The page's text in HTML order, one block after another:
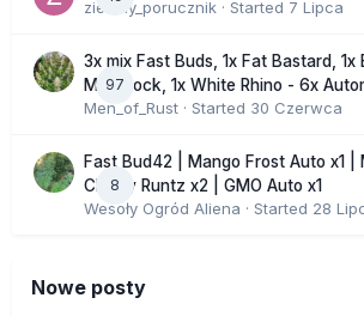
zielony_porucznik · Started 7 Lipca
97
3x mix Fast Buds, 1x Fat Bastard,
Moonrock, 1x White Rhino - 6x
Men_of_Rust · Started 30 Czerwca
8
Fast Bud42 | Mango Frost Auto x1 |
Cherry Runtz x2 | GMO Auto x1
Wesoły Ogród Aliena · Started 28
Nowe posty